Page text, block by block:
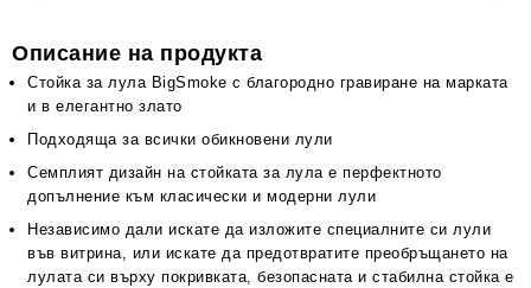
Описание на продукта
Стойка за лула BigSmoke с благородно гравиране на марката
и в елегантно злато
Подходяща за всички обикновени лули
Семплият дизайн на стойката за лула е перфектното
допълнение към класически и модерни лули
Независимо дали искате да изложите специалните си лули
във витрина, или искате да предотвратите преобръщането на
лулата си върху покривката, безопасната и стабилна стойка е